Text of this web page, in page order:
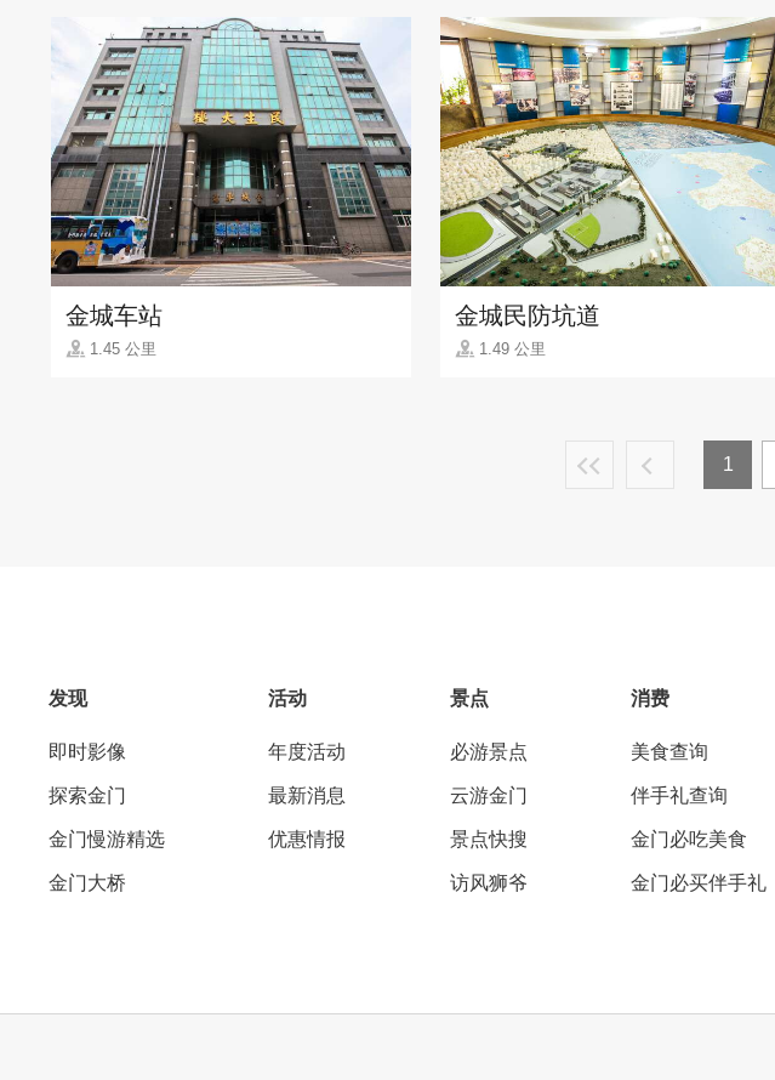
金城车站
1.45 公里
金城民防坑道
1.49 公里
1
发现
即时影像
探索金门
金门慢游精选
金门大桥
活动
年度活动
最新消息
优惠情报
景点
必游景点
云游金门
景点快搜
访风狮爷
消费
美食查询
伴手礼查询
金门必吃美食
金门必买伴手礼